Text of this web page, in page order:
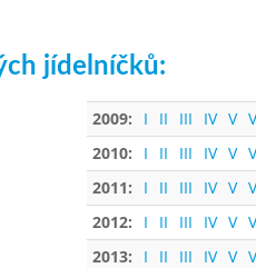
jídelníčků:
2009: I II III IV V
2010:
I II III IV V
2011:
I II III IV V
2012:
I II III IV V
2013:
I II III IV V